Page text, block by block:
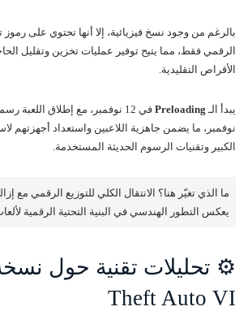
بالرغم من وجود نسخ فيزيائية، إلا أنها تحتوي على
الرقمي فقط، مما يتيح توفير عمليات تخزين وتقليل
الأقراص التقليدية.
يبدأ الـ Preloading
نوفمبر، ما يضمن جاهزية اللاعبين واستعداد أجهزتهم
الكبير وتقنيات الرسوم الحديثة المستخدمة.
ما الذي تغيّر هنا؟ الانتقال الكلي للتوزيع الرقمي مع
يعكس التطور الهندسي في البنية التحتية الرقمية
Theft Auto VI